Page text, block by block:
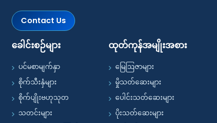
Contact Us
ခေါင်းစဉ်များ
ပင်မစာမျက်နှာ
စိုက်သီးနှံများ
စိုက်ပျိုးဗဟုသုတ
သတင်းများ
ထုတ်ကုန်အမျိုးအစား
မြေဩဇာများ
မှိုသတ်ဆေးများ
ပေါင်းသတ်ဆေးများ
ပိုးသတ်ဆေးများ